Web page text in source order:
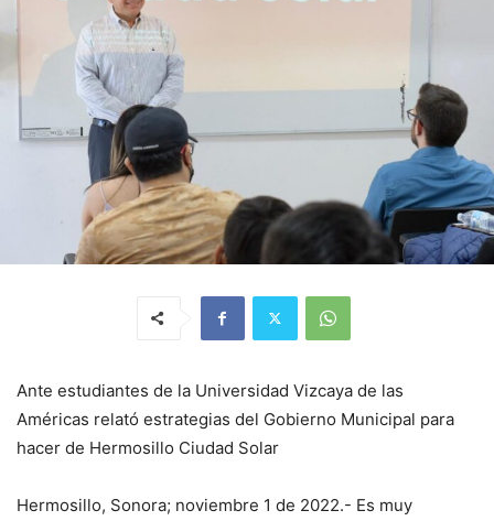
Ante estudiantes de la Universidad Vizcaya de las
Américas relató estrategias del Gobierno Municipal para
hacer de Hermosillo Ciudad Solar
Hermosillo, Sonora; noviembre 1 de 2022.- Es muy